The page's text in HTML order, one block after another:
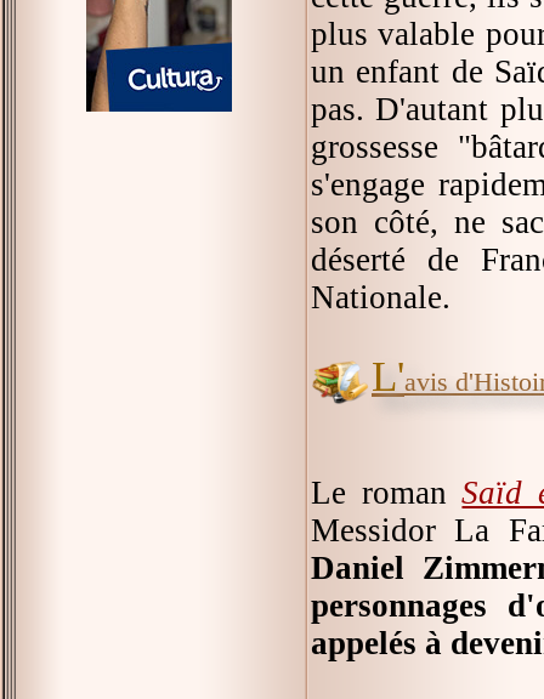
plus valable
un enfant de
pas. D'autant
grossesse
s'engage
son côté, ne
déserté de
Nationale.
L'avis
Le romanSaïd
Messidor La
Daniel
personnages
appelés à